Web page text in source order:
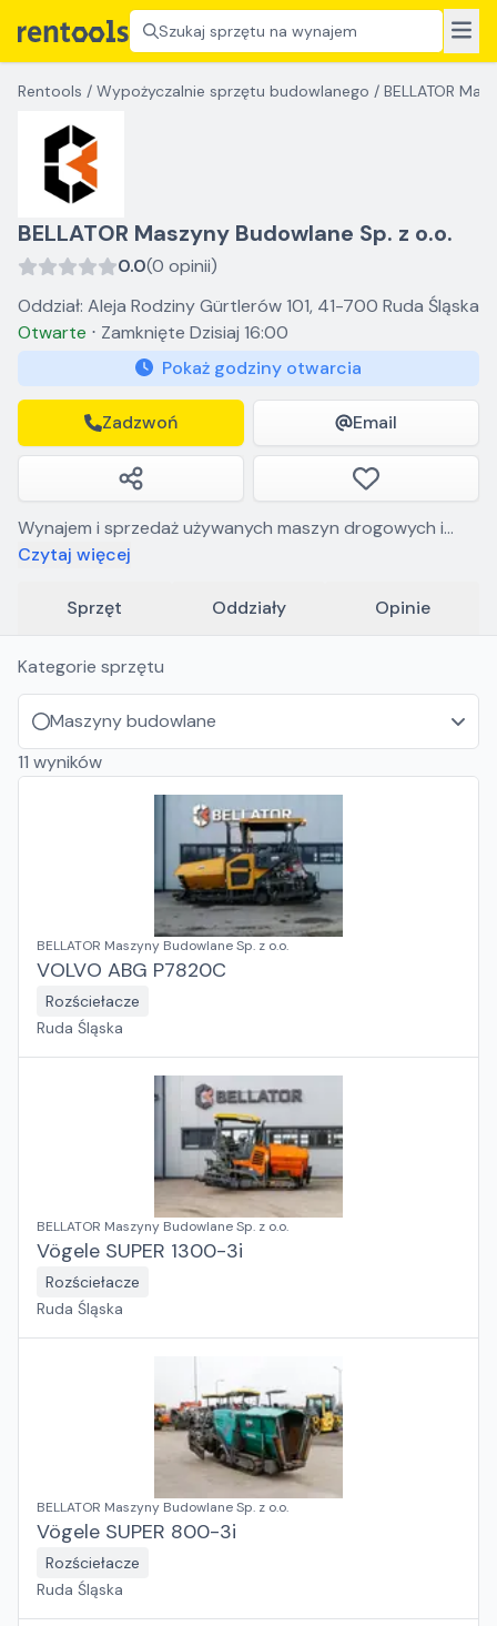
Szukaj sprzętu na wynajem
Rentools / Wypożyczalnie sprzętu budowlanego / BELLATOR
BELLATOR Maszyny Budowlane Sp. z o.o.
0.0(0 opinii)
Oddział: Aleja Rodziny Gürtlerów 101, 41-700 Ruda Śląska
Otwarte ⋅ Zamknięte Dzisiaj 16:00
Pokaż godziny otwarcia
Zadzwoń Email
Wynajem i sprzedaż używanych maszyn drogowych i
budowlanych. Autoryzowany dealer CAMS, TESAB i
Czytaj więcej
Sprzęt Oddziały Opinie
Kategorie sprzętu
Maszyny budowlane
11 wyników
BELLATOR Maszyny Budowlane Sp. z o.o.
VOLVO ABG P7820C
Rozściełacze
Ruda Śląska
BELLATOR Maszyny Budowlane Sp. z o.o.
Vögele SUPER 1300-3i
Rozściełacze
Ruda Śląska
BELLATOR Maszyny Budowlane Sp. z o.o.
Vögele SUPER 800-3i
Rozściełacze
Ruda Śląska